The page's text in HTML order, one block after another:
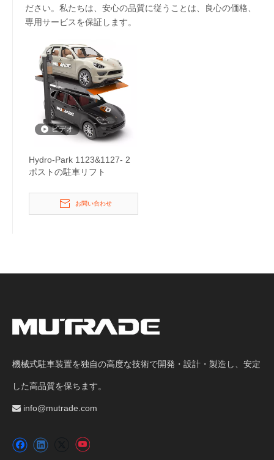
ださい。私たちは、安心の品質に従うことは、良心の価格、
専用サービスを保証します。
ビデオ
Hydro-Park 1123&1127- 2
ポストの駐車リフト
お問い合わせ
機械式駐車装置を独自の高度な技術で開発・設計・製造し、安定
した高品質を保ちます。
 info@mutrade.com